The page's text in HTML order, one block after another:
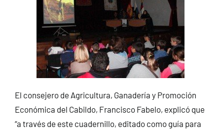
El consejero de Agricultura, Ganadería y Promoción
Económica del Cabildo, Francisco Fabelo, explicó que
“a través de este cuadernillo, editado como guía para